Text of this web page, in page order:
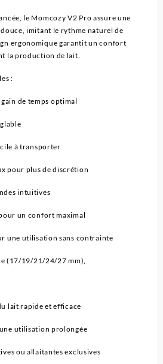
le Momcozy V2 Pro assure une
imitant le rythme naturel de
ergonomique garantit un confort
la production de lait.
:
de temps optimal
à transporter
pour plus de discrétion
intuitives
un confort maximal
une utilisation sans contrainte
(17/19/21/24/27 mm),
lait rapide et efficace
utilisation prolongée
ou allaitantes exclusives